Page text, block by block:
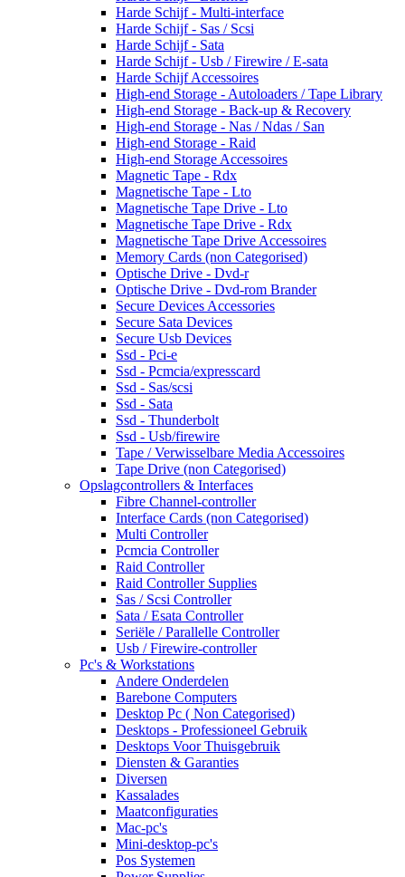
Harde Schijf - Multi-interface
Harde Schijf - Sas / Scsi
Harde Schijf - Sata
Harde Schijf - Usb / Firewire / E-sata
Harde Schijf Accessoires
High-end Storage - Autoloaders / Tape Library
High-end Storage - Back-up & Recovery
High-end Storage - Nas / Ndas / San
High-end Storage - Raid
High-end Storage Accessoires
Magnetic Tape - Rdx
Magnetische Tape - Lto
Magnetische Tape Drive - Lto
Magnetische Tape Drive - Rdx
Magnetische Tape Drive Accessoires
Memory Cards (non Categorised)
Optische Drive - Dvd-r
Optische Drive - Dvd-rom Brander
Secure Devices Accessories
Secure Sata Devices
Secure Usb Devices
Ssd - Pci-e
Ssd - Pcmcia/expresscard
Ssd - Sas/scsi
Ssd - Sata
Ssd - Thunderbolt
Ssd - Usb/firewire
Tape / Verwisselbare Media Accessoires
Tape Drive (non Categorised)
Opslagcontrollers & Interfaces
Fibre Channel-controller
Interface Cards (non Categorised)
Multi Controller
Pcmcia Controller
Raid Controller
Raid Controller Supplies
Sas / Scsi Controller
Sata / Esata Controller
Seriële / Parallelle Controller
Usb / Firewire-controller
Pc's & Workstations
Andere Onderdelen
Barebone Computers
Desktop Pc ( Non Categorised)
Desktops - Professioneel Gebruik
Desktops Voor Thuisgebruik
Diensten & Garanties
Diversen
Kassalades
Maatconfiguraties
Mac-pc's
Mini-desktop-pc's
Pos Systemen